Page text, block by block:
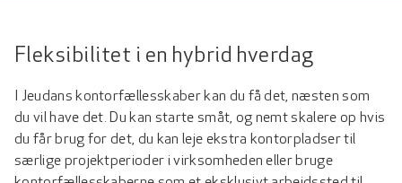
Fleksibilitet i en hybrid hverdag
I Jeudans kontorfællesskaber kan du få det, næsten som
du vil have det. Du kan starte småt, og nemt skalere op hvis
du får brug for det, du kan leje ekstra kontorpladser til
særlige projektperioder i virksomheden eller bruge